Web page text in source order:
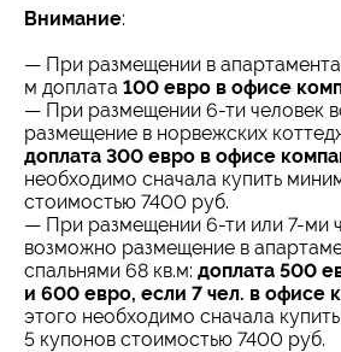
Внимание:
— При размещении в
м доплата 100 евро в офисе
— При размещении 6-ти человек
размещение в норвежских
доплата 300 евро в офисе
необходимо сначала купить
стоимостью 7400 руб.
— При размещении 6-ти или 7-ми
возможно размещение в
спальнями 68 кв.м: доплата 500
и 600 евро, если 7 чел. в офисе
этого необходимо сначала
5 купонов стоимостью 7400 руб.